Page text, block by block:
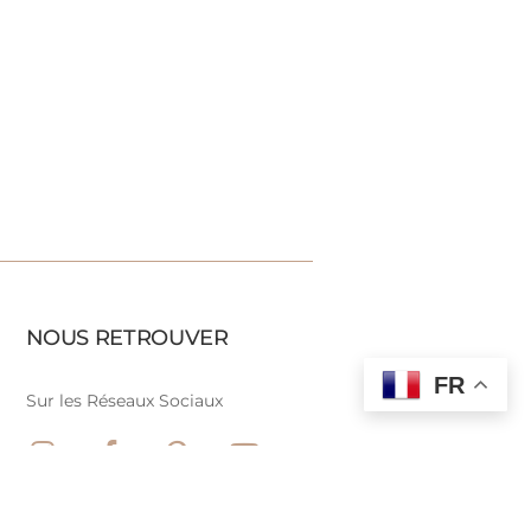
NOUS RETROUVER
Sur les Réseaux Sociaux
FR